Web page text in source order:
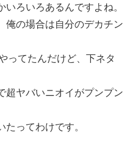
ろいろあるんですよね。
俺の場合は自分のデカチン
ってたんだけど、下ネタ
超ヤバいニオイがプンプン
ってわけです。